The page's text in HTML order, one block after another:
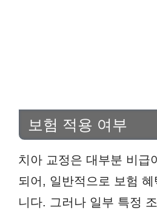
보험 적용 여부
치아 교정은 대부분 비급
되어, 일반적으로 보험
니다. 그러나 일부 특정